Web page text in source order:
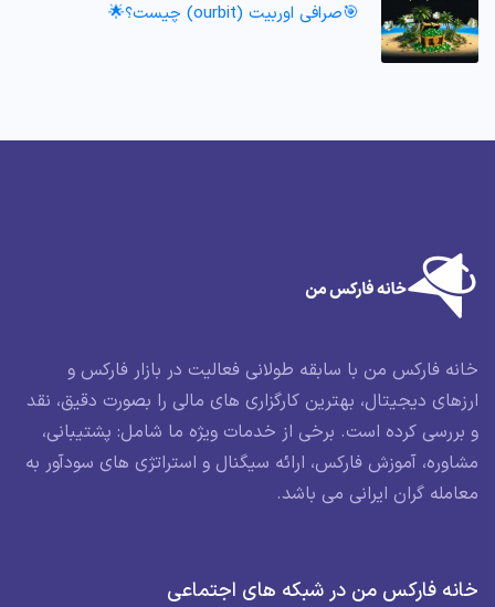
🎯صرافی اوربیت (ourbit) چیست؟🌟
خانه فارکس من با سابقه طولانی فعالیت در بازار فارکس و
ارزهای دیجیتال، بهترین کارگزاری های مالی را بصورت دقیق، نقد
و بررسی کرده است. برخی از خدمات ویژه ما شامل: پشتیبانی،
مشاوره، آموزش فارکس، ارائه سیگنال و استراتژی های سودآور به
معامله گران ایرانی می باشد.
خانه فارکس من در شبکه های اجتماعی